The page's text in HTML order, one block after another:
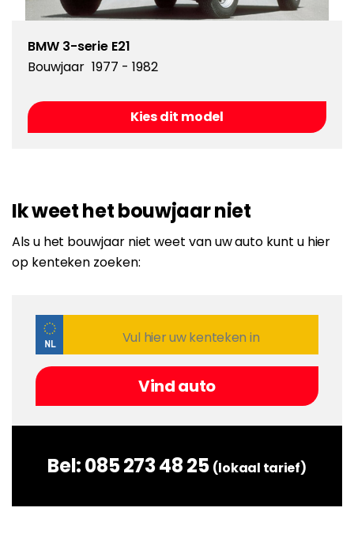
BMW 3-serie E21
Bouwjaar 1977 - 1982
Kies dit model
Ik weet het bouwjaar niet
Als u het bouwjaar niet weet van uw auto kunt u hier
op kenteken zoeken:
Bel:085 273 48 25 (lokaal tarief)